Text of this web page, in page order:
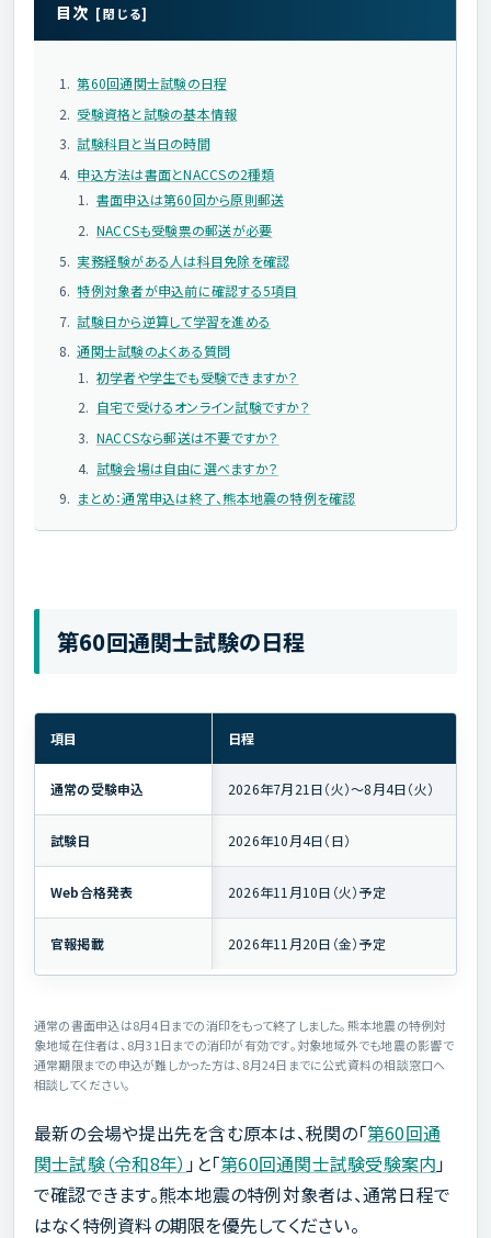
目次
第60回通関士試験の日程
受験資格と試験の基本情報
試験科目と当日の時間
申込方法は書面とNACCSの2種類
書面申込は第60回から原則郵送
NACCSも受験票の郵送が必要
実務経験がある人は科目免除を確認
特例対象者が申込前に確認する5項目
試験日から逆算して学習を進める
通関士試験のよくある質問
初学者や学生でも受験できますか？
自宅で受けるオンライン試験ですか？
NACCSなら郵送は不要ですか？
試験会場は自由に選べますか？
まとめ：通常申込は終了、熊本地震の特例を確認
第60回通関士試験の日程
項目 日程
通常の受験申込 2026年7月21日（火）〜8月4日（火）
試験日 2026年10月4日（日）
Web合格発表 2026年11月10日（火）予定
官報掲載 2026年11月20日（金）予定
通常の書面申込は8月4日までの消印をもって終了しました。熊本地震の特例対
象地域在住者は、8月31日までの消印が有効です。対象地域外でも地震の影響で
通常期限までの申込が難しかった方は、8月24日までに公式資料の相談窓口へ
相談してください。
最新の会場や提出先を含む原本は、税関の「第60回通
関士試験（令和8年） 」と「第60回通関士試験受験案内」
で確認できます。熊本地震の特例対象者は、通常日程で
はなく特例資料の期限を優先してください。